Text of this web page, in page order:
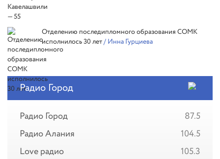
Отделению последипломного образования СОМК
исполнилось 30 лет/ Инна Гурциева
Радио Город
Радио Город
87.5
Радио Алания
104.5
Love радио
105.3